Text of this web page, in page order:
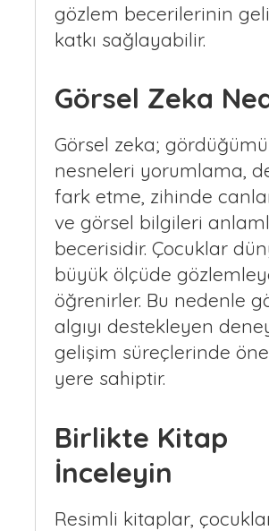
gözlem becerilerinin
katkı sağlayabilir.
Görsel Zeka
Görsel zeka;
nesneleri yorumlama,
fark etme, zihinde
ve görsel bilgileri
becerisidir. Çocuklar
büyük ölçüde
öğrenirler. Bu nedenle
algıyı destekleyen
gelişim süreçlerinde
yere sahiptir.
Birlikte Kitap
İnceleyin
Resimli kitaplar,